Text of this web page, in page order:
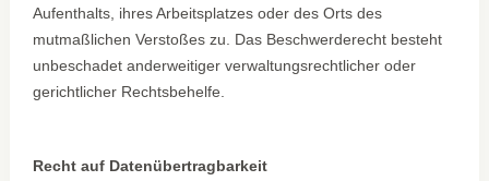
Aufenthalts, ihres Arbeitsplatzes oder des Orts des
mutmaßlichen Verstoßes zu. Das Beschwerderecht besteht
unbeschadet anderweitiger verwaltungsrechtlicher oder
gerichtlicher Rechtsbehelfe.
Recht auf Datenübertragbarkeit